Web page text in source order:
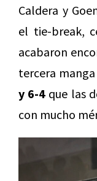
Caldera y
el tie-break,
acabaron
tercera
y 6-4 que las
con mucho